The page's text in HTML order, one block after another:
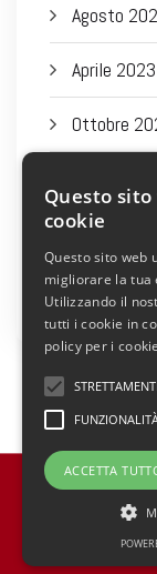
Agosto
Aprile 2023
Ottobre
Agosto 2022
Luglio 2022
Copyright 2022 ©
Via Ragazzi del
Cod.Fisc.
Questo
cookie
Questo sito web
migliorare la tua
Utilizzando il
tutti i cookie in
policy per i
ACCETTA